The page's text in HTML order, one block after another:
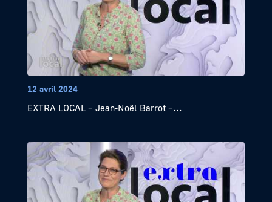
12 avril 2024
EXTRA LOCAL – Jean-Noël Barrot –...